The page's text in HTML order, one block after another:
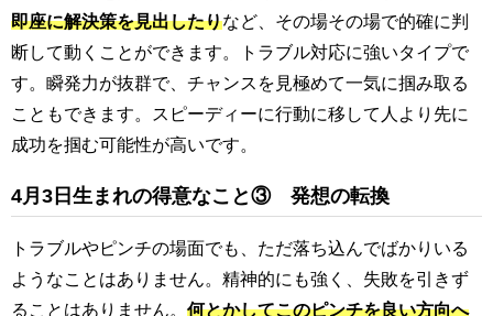
即座に解決策を見出したりなど、その場その場で的確に判
断して動くことができます。トラブル対応に強いタイプで
す。瞬発力が抜群で、チャンスを見極めて一気に掴み取る
こともできます。スピーディーに行動に移して人より先に
成功を掴む可能性が高いです。
4月3日生まれの得意なこと③ 発想の転換
トラブルやピンチの場面でも、ただ落ち込んでばかりいる
ようなことはありません。精神的にも強く、失敗を引きず
ることはありません。 何とかしてこのピンチを良い方向へ